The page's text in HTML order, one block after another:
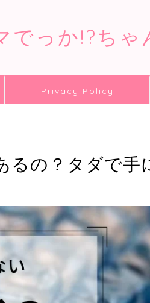
でっか!?ちゃ
Privacy Policy
るの？タダで手